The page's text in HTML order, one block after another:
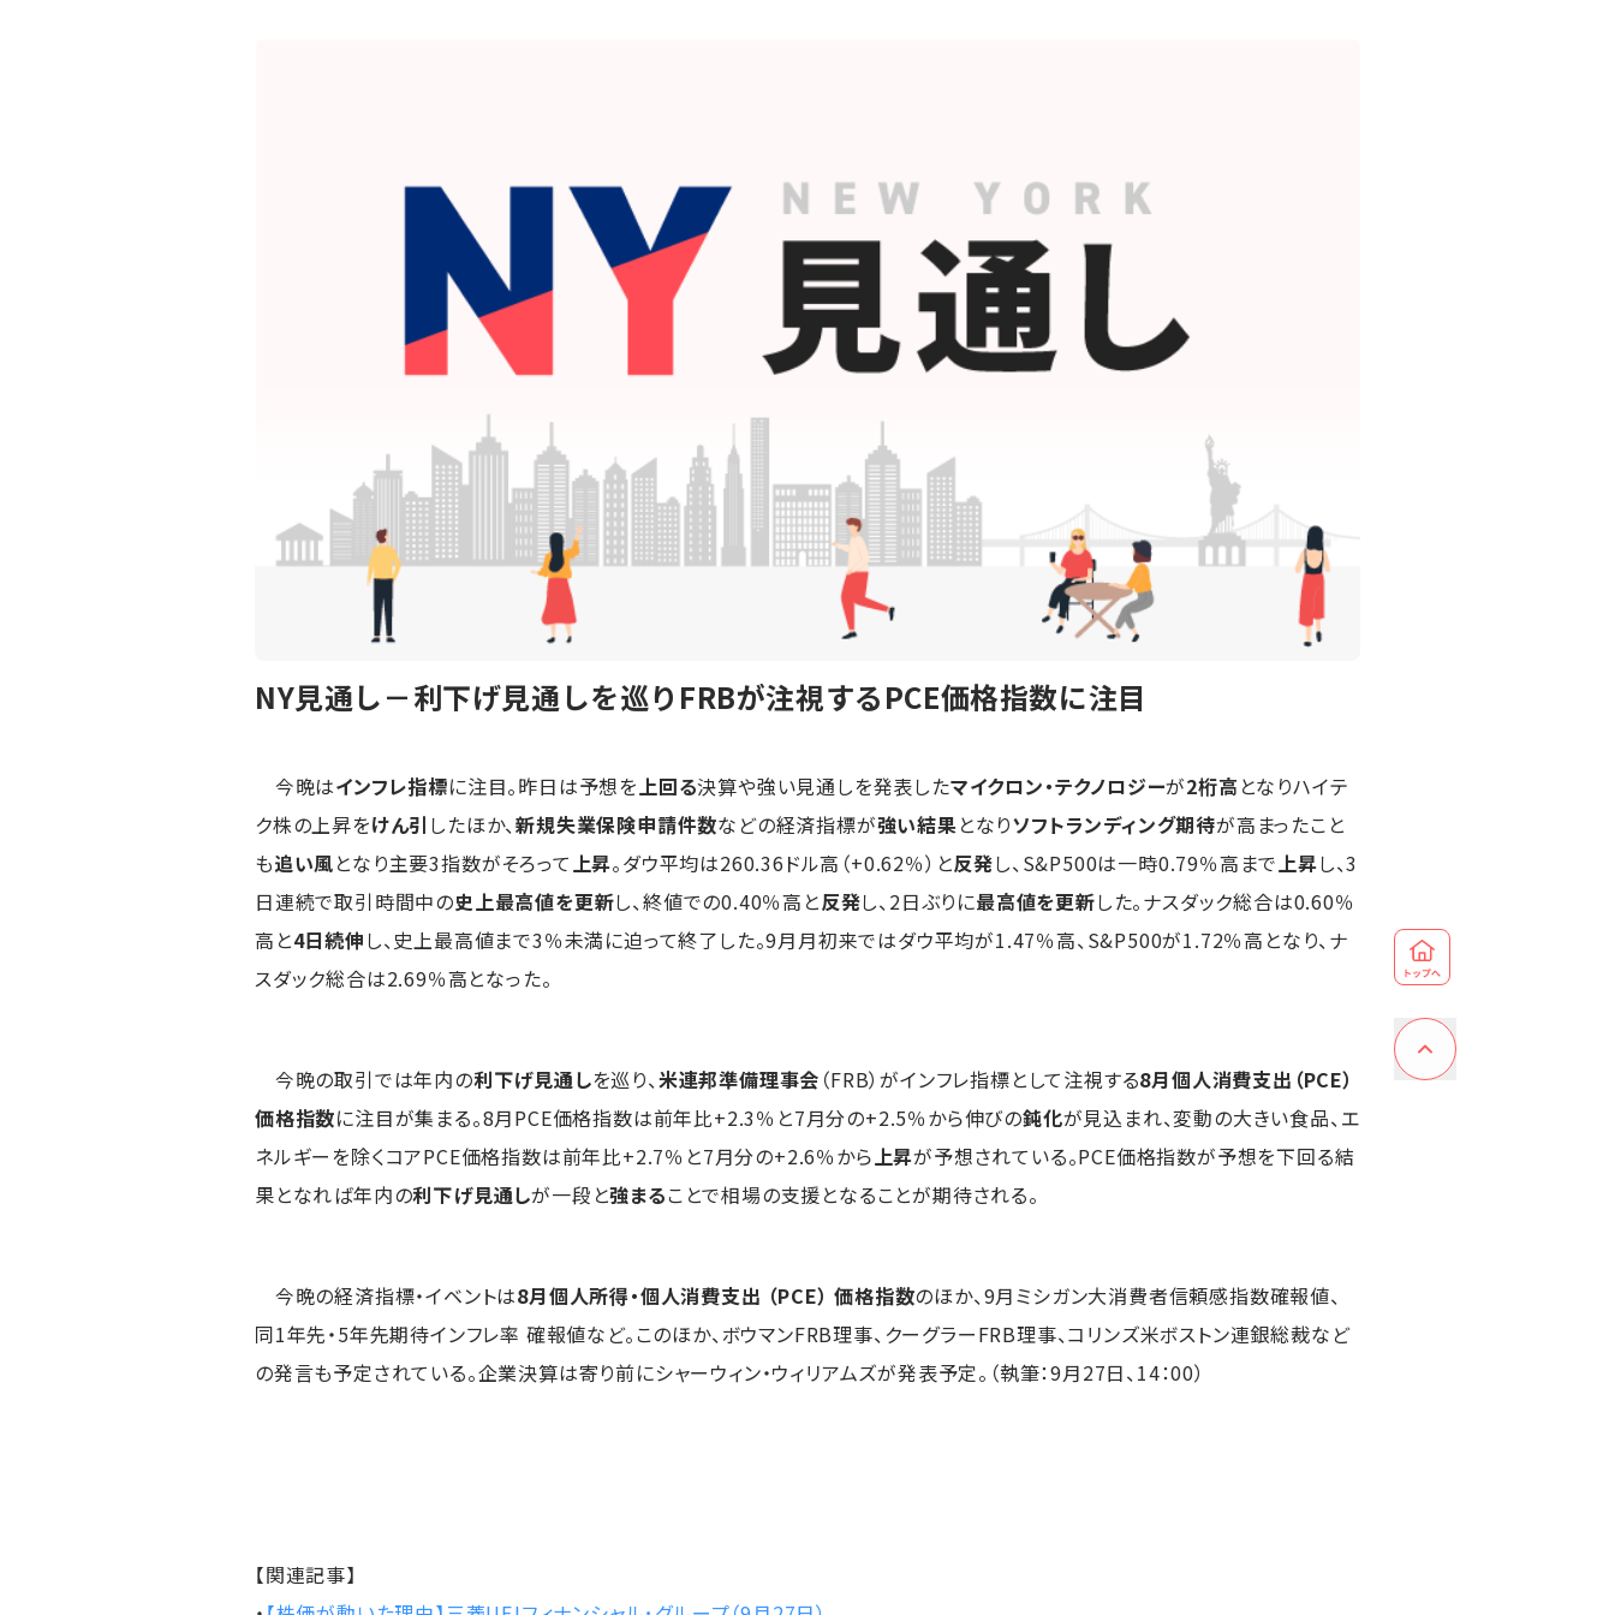
NY見通し－利下げ見通しを巡りFRBが注視するPCE価格指数に注目
今晩はインフレ指標に注目。昨日は予想を 上回る決算や強い見通しを発表したマイクロン・テクノロジーが2桁高 となりハイテ
ク株の上昇をけん引 したほか、新規失業保険申請件数などの経済指標が強い結果となりソフトランディング期待が高まったこと
も追い風となり主要3指数がそろって 上昇。ダウ平均は260.36ドル高（+0.62％）と反発し、S&P500は一時0.79％高まで 上昇し、3
日連続で取引時間中の史上最高値を更新し、終値での0.40％高と反発し、2日ぶりに最高値を更新した。ナスダック総合は0.60％
高と4日続伸し、史上最高値まで3％未満に迫って終了した。9月月初来ではダウ平均が1.47％高、S&P500が1.72％高となり、ナ
スダック総合は2.69％高となった。
今晩の取引では年内の利下げ見通しを巡り、米連邦準備理事会 （FRB）がインフレ指標として注視する8月個人消費支出（PCE）
価格指数に注目が集まる。8月PCE価格指数は前年比+2.3％と7月分の+2.5％から伸びの鈍化が見込まれ、変動の大きい食品、エ
ネルギーを除くコアPCE価格指数は前年比+2.7％と7月分の+2.6％から 上昇が予想されている。PCE価格指数が予想を下回る結
果となれば年内の利下げ見通しが一段と強まることで相場の支援となることが期待される。
今晩の経済指標・イベントは8月個人所得・個人消費支出 （PCE） 価格指数のほか、9月ミシガン大消費者信頼感指数確報値、
同1年先・5年先期待インフレ率 確報値など。このほか、ボウマンFRB理事、クーグラーFRB理事、コリンズ米ボストン連銀総裁など
の発言も予定されている。企業決算は寄り前にシャーウィン・ウィリアムズが発表予定。（執筆：9月27日、14：00）
【関連記事】